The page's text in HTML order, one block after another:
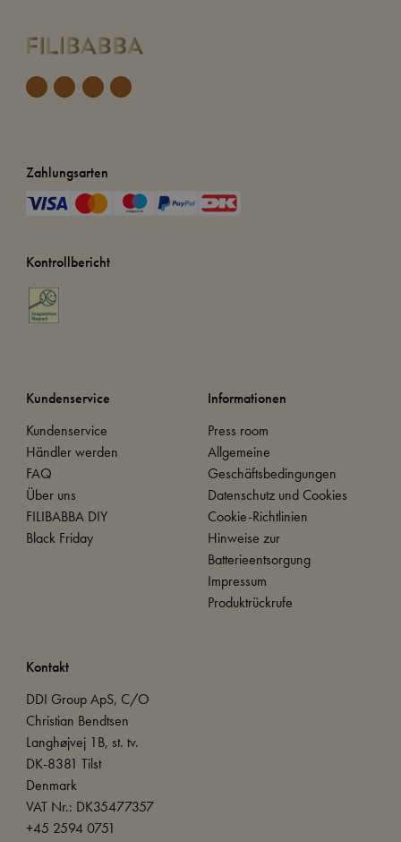
Zahlungsarten
Kontrollbericht
Kundenservice
Kundenservice
Händler werden
FAQ
Über uns
FILIBABBA DIY
Black Friday
Informationen
Press room
Allgemeine
Geschäftsbedingungen
Datenschutz und Cookies
Cookie-Richtlinien
Hinweise zur
Batterieentsorgung
Impressum
Produktrückrufe
Kontakt
DDI Group ApS, C/O
Christian Bendtsen
Langhøjvej 1B, st. tv.
DK-8381 Tilst
Denmark
VAT Nr.: DK35477357
+45 2594 0751